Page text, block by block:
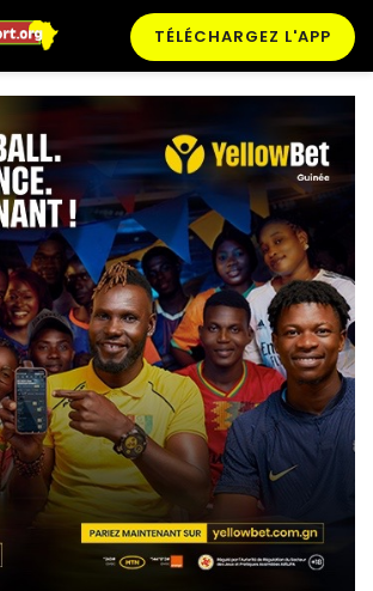
TÉLÉCHARGEZ L'APP